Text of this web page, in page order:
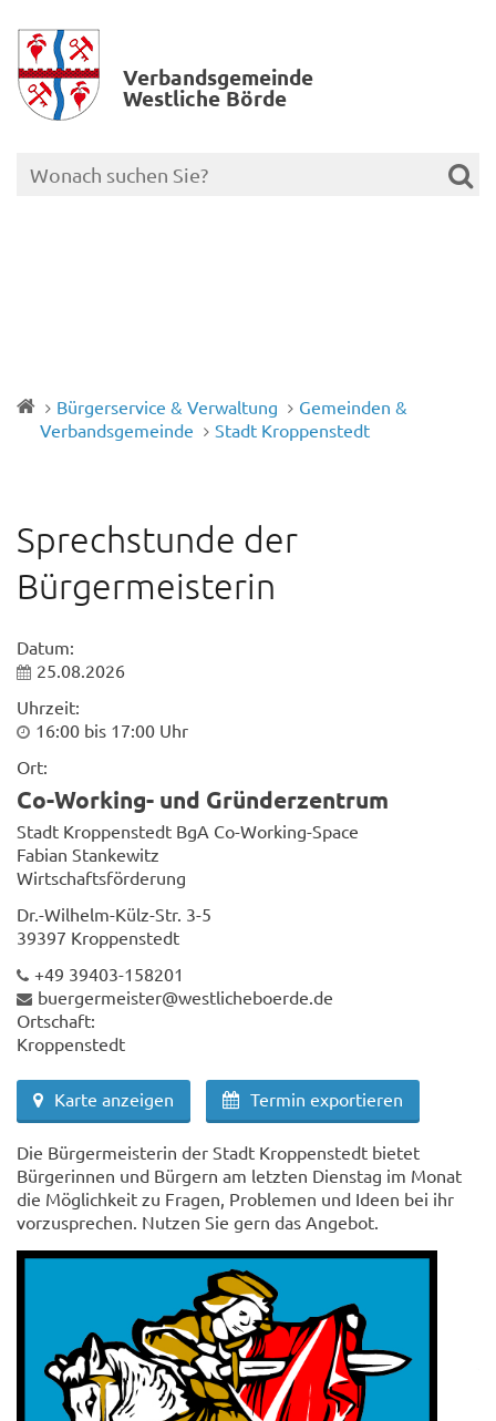
Verbands­gemeinde
Westliche Börde
Bürgerservice & Verwaltung
Gemeinden &
Verbandsgemeinde
Stadt Kroppenstedt
Sprechstunde der
Bürgermeisterin
Datum:
25.08.2026
Uhrzeit:
16:00 bis 17:00 Uhr
Ort:
Co-Working- und Gründerzentrum
Stadt Kroppenstedt BgA Co-Working-Space
Fabian Stankewitz
Wirtschaftsförderung
Dr.-Wilhelm-Külz-Str. 3-5
39397 Kroppenstedt
+49 39403-158201
buergermeister@westlicheboerde.de
Ortschaft:
Kroppenstedt
Karte anzeigen Termin exportieren
Die Bürgermeisterin der Stadt Kroppenstedt bietet
Bürgerinnen und Bürgern am letzten Dienstag im Monat
die Möglichkeit zu Fragen, Problemen und Ideen bei ihr
vorzusprechen. Nutzen Sie gern das Angebot.